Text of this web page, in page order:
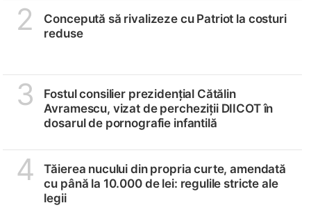
2
Concepută să rivalizeze cu Patriot la costuri
reduse
3
Fostul consilier prezidențial Cătălin
Avramescu, vizat de percheziții DIICOT în
dosarul de pornografie infantilă
4
Tăierea nucului din propria curte, amendată
cu până la 10.000 de lei: regulile stricte ale
legii